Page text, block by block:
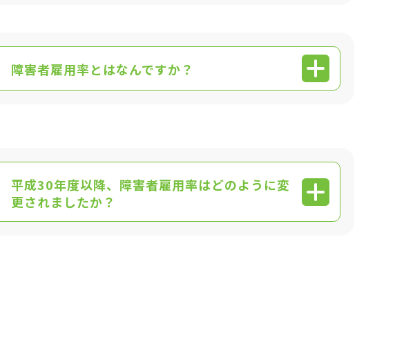
障害者雇用率とはなんですか？
平成30年度以降、障害者雇用率はどのように変
更されましたか？